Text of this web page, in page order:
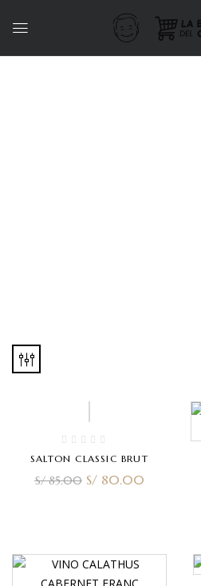
SALTON CLASSIC BRUT
S/85.00 S/80.00